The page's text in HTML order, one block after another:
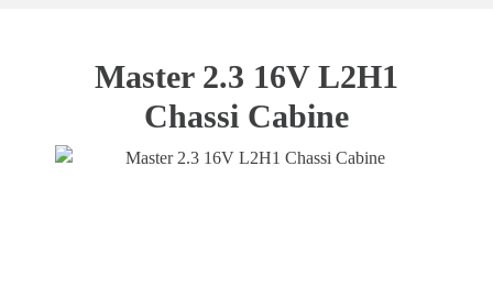
Master 2.3 16V L2H1
Chassi Cabine